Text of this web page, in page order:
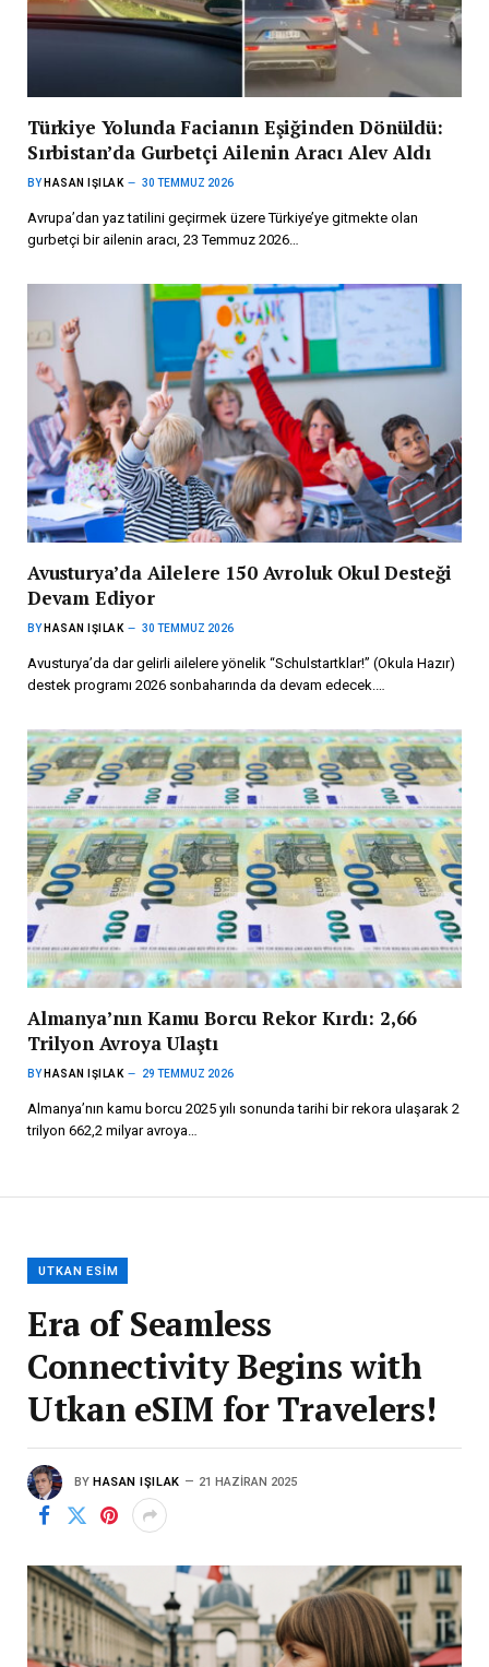
Türkiye Yolunda Facianın Eşiğinden Dönüldü:
Sırbistan’da Gurbetçi Ailenin Aracı Alev Aldı
BY HASAN IŞILAK 30 TEMMUZ 2026
Avrupa’dan yaz tatilini geçirmek üzere Türkiye’ye gitmekte olan
gurbetçi bir ailenin aracı, 23 Temmuz 2026…
Avusturya’da Ailelere 150 Avroluk Okul Desteği
Devam Ediyor
BY HASAN IŞILAK 30 TEMMUZ 2026
Avusturya’da dar gelirli ailelere yönelik “Schulstartklar!” (Okula Hazır)
destek programı 2026 sonbaharında da devam edecek.…
Almanya’nın Kamu Borcu Rekor Kırdı: 2,66
Trilyon Avroya Ulaştı
BY HASAN IŞILAK 29 TEMMUZ 2026
Almanya’nın kamu borcu 2025 yılı sonunda tarihi bir rekora ulaşarak 2
trilyon 662,2 milyar avroya…
UTKAN ESIM
Era of Seamless
Connectivity Begins with
Utkan eSIM for Travelers!
BY HASAN IŞILAK 21 HAZIRAN 2025